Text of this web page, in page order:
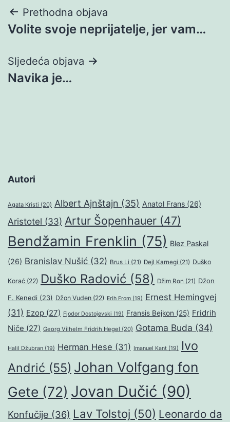
Navigacija
objava
Prethodna objava
Volite svoje neprijatelje, jer vam…
Sljedeća objava
Navika je…
Autori
Agata Kristi (20) Albert Ajnštajn (35) Anatol Frans (26)
Aristotel (33) Artur Šopenhauer (47)
Bendžamin Frenklin (75) Blez Paskal
(26) Branislav Nušić (32) Brus Li (21) Dejl Karnegi (21) Duško
Korać (22) Duško Radović (58) Džim Ron (21) Džon
F. Kenedi (23) Džon Vuden (22) Erih From (19) Ernest Hemingvej
(31) Ezop (27) Fjodor Dostojevski (19) Fransis Bejkon (25) Fridrih
Niče (27) Georg Vilhelm Fridrih Hegel (20) Gotama Buda (34)
Halil Džubran (19) Herman Hese (31) Imanuel Kant (19)
Ivo
Andrić (55) Johan Volfgang fon
Gete (72) Jovan Dučić (90)
Konfučije (36) Lav Tolstoj (50) Leonardo da